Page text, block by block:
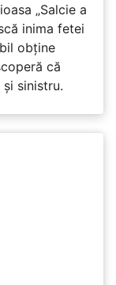
„Salcie a
inima fetei
obține
că
sinistru.